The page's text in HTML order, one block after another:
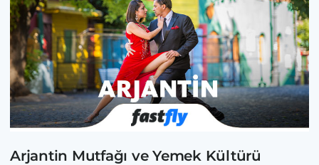
Arjantin Mutfağı ve Yemek Kültürü